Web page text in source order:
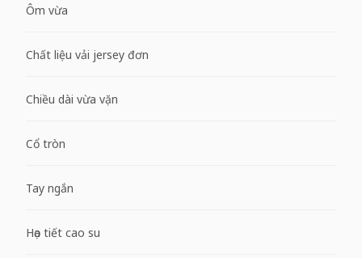
Ôm vừa
Chất liệu vải jersey đơn
Chiều dài vừa vặn
Cổ tròn
Tay ngắn
Họa tiết cao su